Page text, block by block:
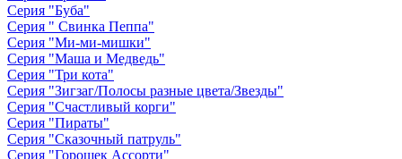
Серия "Буба"
Серия " Свинка Пеппа"
Серия "Ми-ми-мишки"
Серия "Маша и Медведь"
Серия "Три кота"
Серия "Зигзаг/Полосы разные цвета/Звезды"
Серия "Счастливый корги"
Серия "Пираты"
Серия "Сказочный патруль"
Серия "Горошек Ассорти"